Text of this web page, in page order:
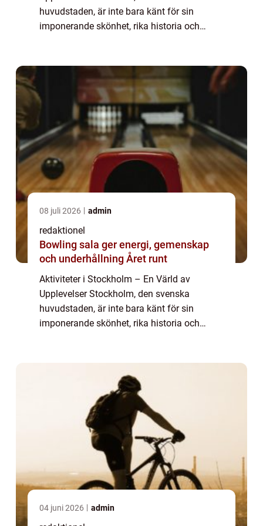
huvudstaden, är inte bara känt för sin
imponerande skönhet, rika historia och
08 juli 2026 admin
redaktionel
Bowling sala ger energi, gemenskap
och underhållning Året runt
Aktiviteter i Stockholm – En Värld av
Upplevelser Stockholm, den svenska
huvudstaden, är inte bara känt för sin
imponerande skönhet, rika historia och
04 juni 2026 admin